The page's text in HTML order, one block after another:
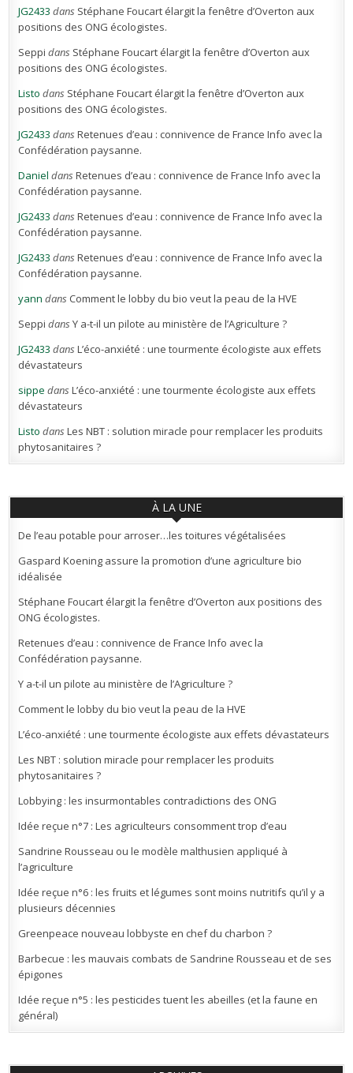
JG2433 dans Stéphane Foucart élargit la fenêtre d’Overton aux
positions des ONG écologistes.
Seppi dans Stéphane Foucart élargit la fenêtre d’Overton aux
positions des ONG écologistes.
Listo dans Stéphane Foucart élargit la fenêtre d’Overton aux
positions des ONG écologistes.
JG2433 dansRetenues d’eau : connivence de France Info avec la
Confédération paysanne.
Daniel dansRetenues d’eau : connivence de France Info avec la
Confédération paysanne.
JG2433 dansRetenues d’eau : connivence de France Info avec la
Confédération paysanne.
JG2433 dansRetenues d’eau : connivence de France Info avec la
Confédération paysanne.
yann dans Comment le lobby du bio veut la peau de la HVE
Seppi dansY a-t-il un pilote au ministère de l’Agriculture ?
JG2433 dansL’éco-anxiété : une tourmente écologiste aux effets
dévastateurs
sippe dansL’éco-anxiété : une tourmente écologiste aux effets
dévastateurs
Listo dansLes NBT : solution miracle pour remplacer les produits
phytosanitaires ?
À LA UNE
De l’eau potable pour arroser…les toitures végétalisées
Gaspard Koening assure la promotion d’une agriculture bio
idéalisée
Stéphane Foucart élargit la fenêtre d’Overton aux positions des
ONG écologistes.
Retenues d’eau : connivence de France Info avec la
Confédération paysanne.
Y a-t-il un pilote au ministère de l’Agriculture ?
Comment le lobby du bio veut la peau de la HVE
L’éco-anxiété : une tourmente écologiste aux effets dévastateurs
Les NBT : solution miracle pour remplacer les produits
phytosanitaires ?
Lobbying : les insurmontables contradictions des ONG
Idée reçue n°7 : Les agriculteurs consomment trop d’eau
Sandrine Rousseau ou le modèle malthusien appliqué à
l’agriculture
Idée reçue n°6 : les fruits et légumes sont moins nutritifs qu’il y a
plusieurs décennies
Greenpeace nouveau lobbyste en chef du charbon ?
Barbecue : les mauvais combats de Sandrine Rousseau et de ses
épigones
Idée reçue n°5 : les pesticides tuent les abeilles (et la faune en
général)